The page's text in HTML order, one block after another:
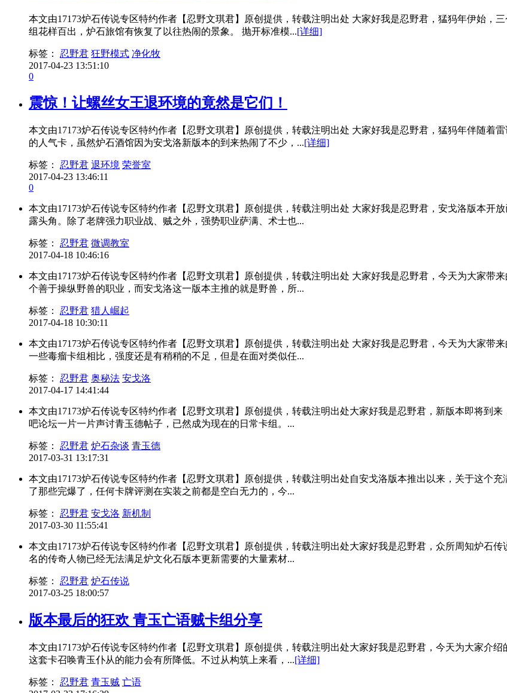
本文由17173炉石传说专区特约作者【忍野文琪君】原创提供，转载注明出处 大家好我是忍野君，猛犸年伊始，
组花样百出，炉石旅馆有恢复了以往热闹的景象。 抛开标准模...[详细]
标签： 忍野君 狂野模式 净化牧
2017-04-23 13:51:10
0
震惊！让螺丝女王退环境的竟然是它们！
本文由17173炉石传说专区特约作者【忍野文琪君】原创提供，转载注明出处 大家好我是忍野君，猛犸年伴随着
的人气卡，虽然炉石酒馆因为安戈洛新版本的到来热闹了不少，...[详细]
标签： 忍野君 退环境 荣誉室
2017-04-23 13:46:11
0
本文由17173炉石传说专区特约作者【忍野文琪君】原创提供，转载注明出处 大家好我是忍野君，安戈洛版本开
露头角。除了老牌强力职业战、贼之外，强势职业萨满、术士也...
标签： 忍野君 微调教室
2017-04-18 10:46:16
本文由17173炉石传说专区特约作者【忍野文琪君】原创提供，转载注明出处 大家好我是忍野君，今天为大家带
个善于操纵野兽的职业，而安戈洛这一版本主推的就是野兽，所...
标签： 忍野君 猎人崛起
2017-04-18 10:30:11
本文由17173炉石传说专区特约作者【忍野文琪君】原创提供，转载注明出处 大家好我是忍野君，今天为大家带
一些毒瘤卡组相比，强度还是有稍稍的不足，但是在面对类似任...
标签： 忍野君 奥秘法 安戈洛
2017-04-17 14:41:44
本文由17173炉石传说专区特约作者【忍野文琪君】原创提供，转载注明出处大家好我是忍野君，新版本即将到
吧论坛一片一片声讨青玉德帖子，已然成为现在的日常卡组。...
标签： 忍野君 炉石杂谈 青玉德
2017-03-31 13:17:31
本文由17173炉石传说专区特约作者【忍野文琪君】原创提供，转载注明出处自安戈洛版本推出以来，关于这个
了那些完爆了，任何卡牌评测在实装之前都是空白无力的，今...
标签： 忍野君 安戈洛 新机制
2017-03-30 11:55:41
本文由17173炉石传说专区特约作者【忍野文琪君】原创提供，转载注明出处大家好我是忍野君，众所周知炉石
名的传奇人物已经无法满足炉文化石版本更新需要的大量素材...
标签： 忍野君 炉石传说
2017-03-25 18:00:57
版本最后的狂欢 青玉亡语贼卡组分享
本文由17173炉石传说专区特约作者【忍野文琪君】原创提供，转载注明出处大家好我是忍野君，今天为大家介
这套卡召唤青玉仆从的能力会有所降低。不过从构筑上来看，...[详细]
标签： 忍野君 青玉贼 亡语